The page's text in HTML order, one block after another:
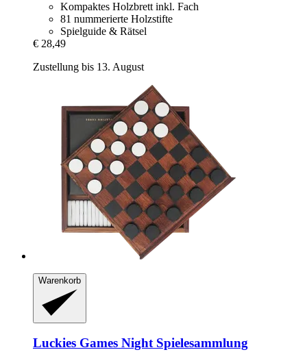
Kompaktes Holzbrett inkl. Fach
81 nummerierte Holzstifte
Spielguide & Rätsel
€ 28,49
Zustellung bis 13. August
Warenkorb
Luckies Games Night Spielesammlung